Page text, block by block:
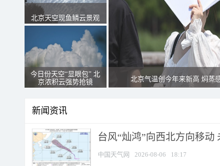
北京天空现鱼鳞云景观
今日份天空“显眼包” 北
京浓积云强势抢镜
北京气温创今年来新高 焖蒸
新闻资讯
台风“灿鸿”向西北方向移动
中国天气网 2026-08-06 18:17